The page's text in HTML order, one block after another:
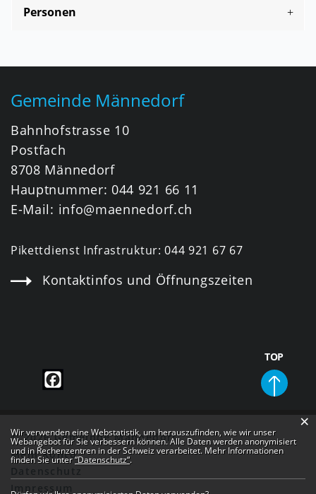
Personen
Gemeinde Männedorf
Bahnhofstrasse 10
Postfach
8708 Männedorf
Hauptnummer: 044 921 66 11
E-Mail: info@maennedorf.ch
Pikettdienst Infrastruktur:044 921 67 67
Kontaktinfos und Öffnungszeiten
© 2026 Gemeinde Männedorf
Mein Konto
TOP
Webstatistik
Wir verwenden eine Webstatistik, um herauszufinden, wie wir unser
Webangebot für Sie verbessern können. Alle Daten werden anonymisiert
und in Rechenzentren in der Schweiz verarbeitet. Mehr Informationen
finden Sie unter“Datenschutz“.
×